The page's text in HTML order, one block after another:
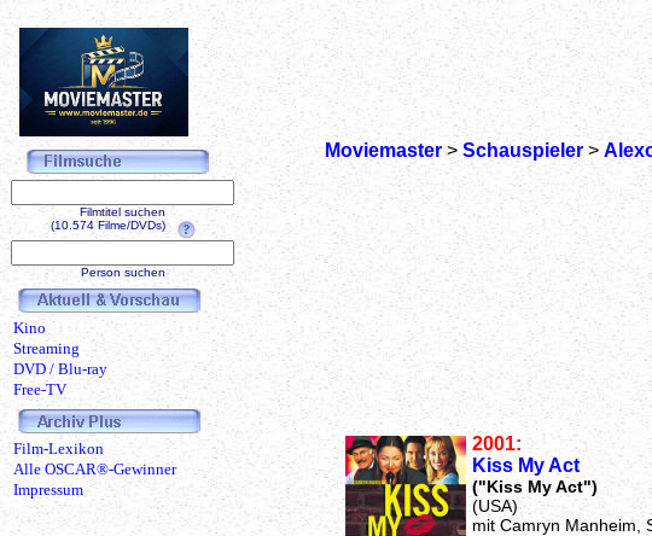
Moviemaster> Schauspieler>
2001:
Kiss My Act
("Kiss My Act")
(USA)
mit Camryn Manheim,
Filmtitel suchen
(10.574 Filme/DVDs)
Person suchen
Kino
Streaming
DVD / Blu-ray
Free-TV
Film-Lexikon
Alle OSCAR®-Gewinner
Impressum